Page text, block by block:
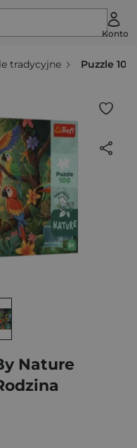
Konto
tradycyjne Puzzle
Nature